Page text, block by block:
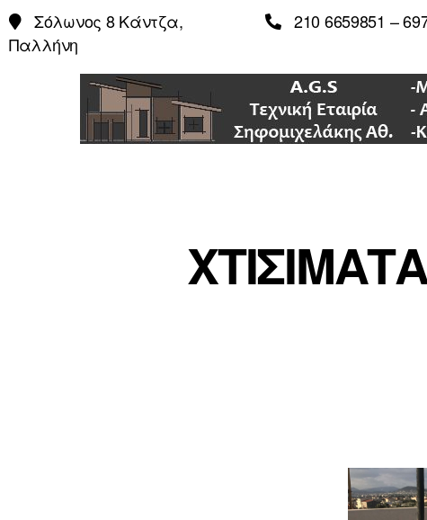
Σόλωνος 8 Κάντζα,
Παλλήνη
210 6659851 –